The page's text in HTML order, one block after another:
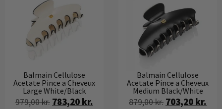
Balmain Cellulose
Acetate Pince a Cheveux
Large White/Black
979,00kr. 783,20 kr.
Balmain Cellulose
Acetate Pince a Cheveux
Medium Black/White
879,00kr. 703,20 kr.